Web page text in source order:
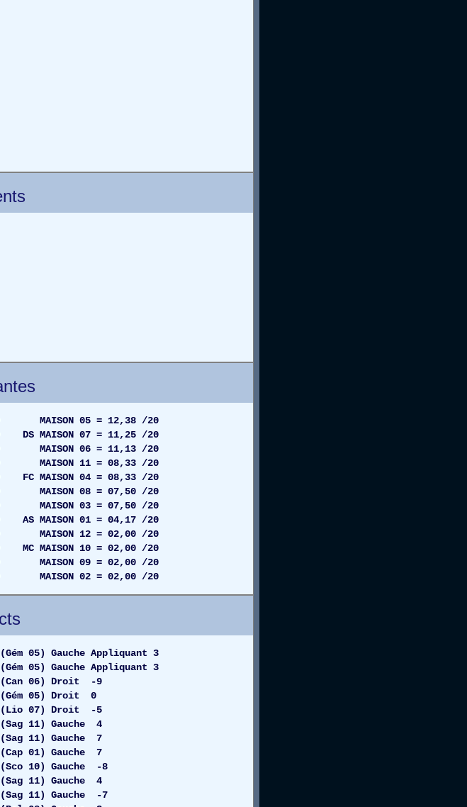
MAISON 05 = 12,38 /20
MAISON 07 = 11,25 /20
MAISON 06 = 11,13 /20
11 = 08,33 /20
FC MAISON 04 = 08,33 /20
MAISON 08 = 07,50 /20
MAISON 03 = 07,50 /20
MAISON 01 = 04,17 /20
MAISON 12 = 02,00 /20
MAISON 10 = 02,00 /20
09 = 02,00 /20
02 = 02,00 /20
Gauche Appliquant 3
Gauche Appliquant 3
06) Droit -9
05) Droit 0
07) Droit -5
11) Gauche 4
11) Gauche 7
Gauche 7
10) Gauche -8
11) Gauche 4
11) Gauche -7